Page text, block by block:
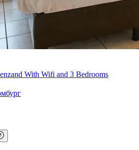
With Wifi and 3 Bedrooms